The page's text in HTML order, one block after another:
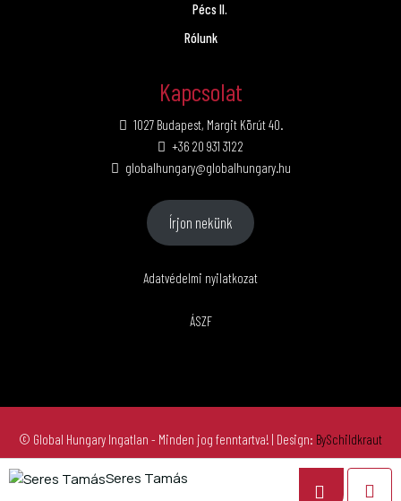
Seres Tamás
Pécs II.
Rólunk
Kapcsolat
1027 Budapest, Margit Körút 40.
+36 20 931 3122
globalhungary@globalhungary.hu
Írjon nekünk
Adatvédelmi nyilatkozat
ÁSZF
© Global Hungary Ingatlan - Minden jog fenntartva! | Design: BySchildkraut